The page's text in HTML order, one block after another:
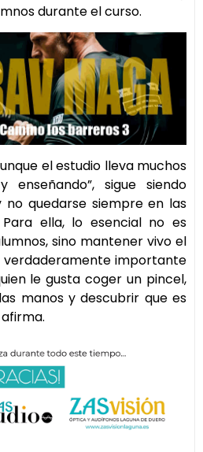
durante el curso.
el estudio lleva muchos
enseñando”, sigue siendo
quedarse siempre en las
ella, lo esencial no es
sino mantener vivo el
verdaderamente importante
le gusta coger un pincel,
manos y descubrir que es